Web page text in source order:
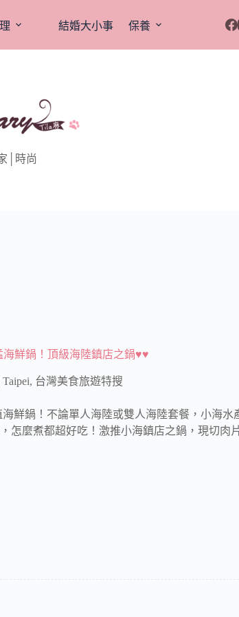
結婚大小事 保養
│時尚
鮮鍋！頂級海陸鎮店之鍋♥♥
, 台灣美食旅遊特搜
鮮鍋！不論單人海陸或雙人海陸套餐，小海水
怎麼煮都超好吃！激推小海鎮店之鍋，現切肉